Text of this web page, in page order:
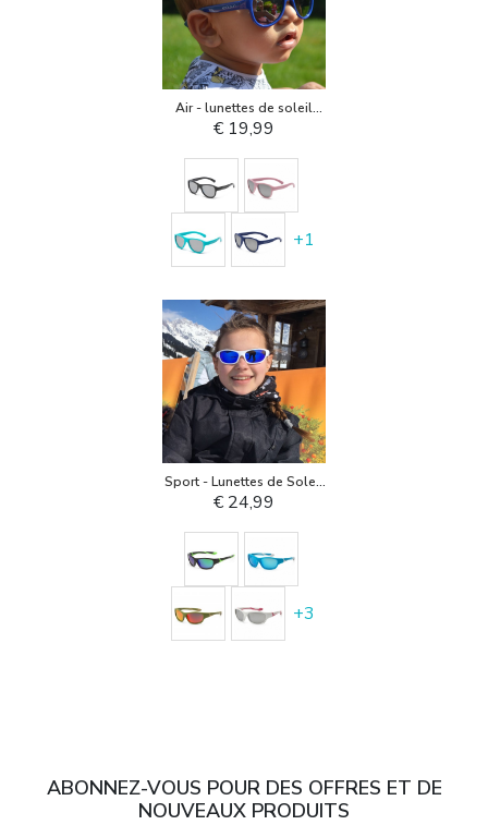
Air - lunettes de soleil
pour enfant
€ 19,99
+1
Sport - Lunettes de Soleil
pour Enfant
€ 24,99
+3
ABONNEZ-VOUS POUR DES OFFRES ET DE
NOUVEAUX PRODUITS